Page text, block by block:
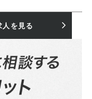
を見る